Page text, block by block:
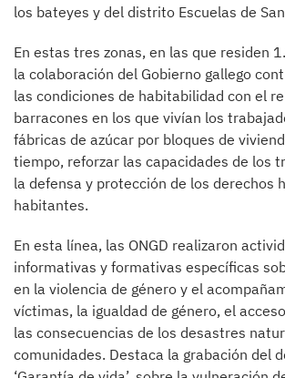
los bateyes y del distrito Escuelas de
En estas tres zonas, en las que residen
la colaboración del Gobierno gallego
las condiciones de habitabilidad con el
barracones en los que vivían los
fábricas de azúcar por bloques de
tiempo, reforzar las capacidades de los
la defensa y protección de los derechos
habitantes.
En esta línea, las ONGD realizaron
informativas y formativas específicas
en la violencia de género y el
víctimas, la igualdad de género, el
las consecuencias de los desastres
comunidades. Destaca la grabación del